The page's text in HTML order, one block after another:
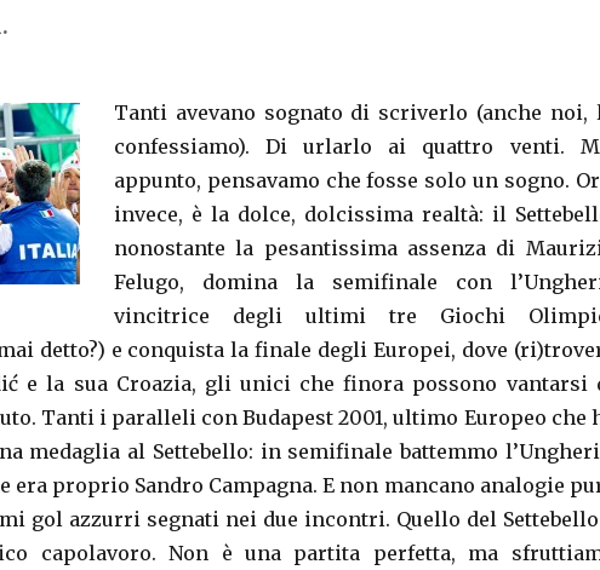
Tanti avevano sognato di scriverlo (anche noi,
confessiamo). Di urlarlo ai quattro venti.
appunto, pensavamo che fosse solo un sogno.
invece, è la dolce, dolcissima realtà: il
nonostante la pesantissima assenza di
Felugo, domina la semifinale con
vincitrice degli ultimi tre Giochi
detto?) e conquista la finale degli Europei, dove
e la sua Croazia, gli unici che finora possono vantarsi
Tanti i paralleli con Budapest 2001, ultimo Europeo che
medaglia al Settebello: in semifinale battemmo
era proprio Sandro Campagna. E non mancano analogie
gol azzurri segnati nei due incontri. Quello del Settebello
capolavoro. Non è una partita perfetta, ma